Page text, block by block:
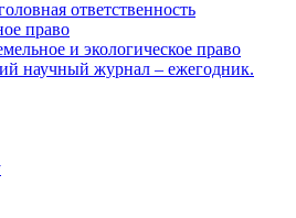
ответственность
право
и экологическое право
научный журнал – ежегодник.